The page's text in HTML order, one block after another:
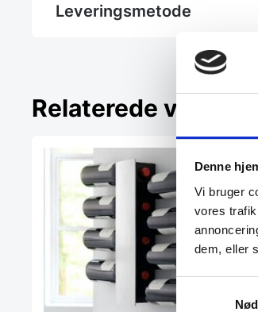
Denne
Vi bruger
vores
dem, eller
Samtykkevalg
Leveringsmetode
Relaterede varer